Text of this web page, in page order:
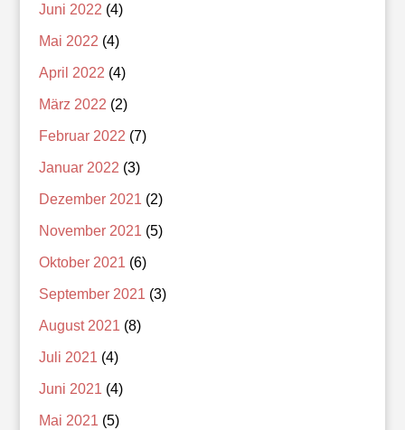
Juni 2022 (4)
Mai 2022 (4)
April 2022 (4)
März 2022 (2)
Februar 2022 (7)
Januar 2022 (3)
Dezember 2021 (2)
November 2021 (5)
Oktober 2021 (6)
September 2021 (3)
August 2021 (8)
Juli 2021 (4)
Juni 2021 (4)
Mai 2021 (5)